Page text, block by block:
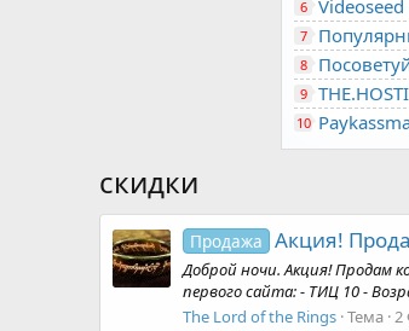
6
7
8
9
10
скидки
Продажа Акция!
Доброй ночи. Акция! Продам
первого сайта: - ТИЦ 10 -
The Lord of the Rings Тема 2